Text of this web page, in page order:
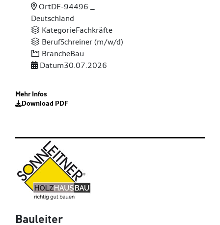
OrtDE-94496 _
Deutschland
KategorieFachkräfte
BerufSchreiner (m/w/d)
BrancheBau
Datum30.07.2026
Mehr Infos
Download PDF
Bauleiter